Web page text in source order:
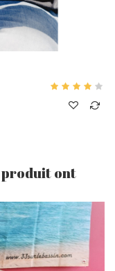
produit ont